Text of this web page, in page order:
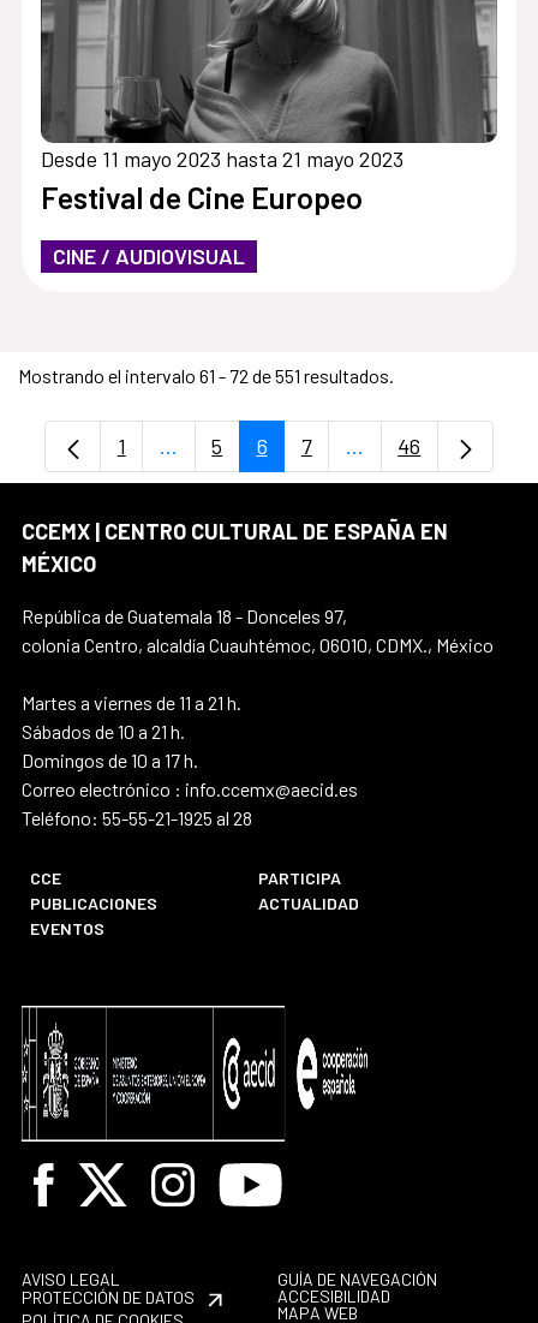
Desde 11 mayo 2023 hasta 21 mayo 2023
Festival de Cine Europeo
CINE / AUDIOVISUAL
Mostrando el intervalo 61 - 72 de 551 resultados.
Página
1 ...Páginas intermedias Use TAB para
Página
5 Página
6 Página
7 ...PáginasPágina
46
CCEMX | CENTRO CULTURAL DE ESPAÑA EN
MÉXICO
República de Guatemala 18 - Donceles 97,
colonia Centro, alcaldía Cuauhtémoc, 06010, CDMX., México
Martes a viernes de 11 a 21 h.
Sábados de 10 a 21 h.
Domingos de 10 a 17 h.
Correo electrónico : info.ccemx@aecid.es
Teléfono: 55-55-21-1925 al 28
CCE
PARTICIPA
PUBLICACIONES
ACTUALIDAD
EVENTOS
Facebook
X InstagramYoutube
AVISO LEGAL
PROTECCIÓN DE DATOS
GUÍA DE NAVEGACIÓN
ACCESIBILIDAD
MAPA WEB